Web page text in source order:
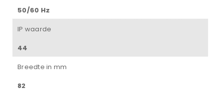
50/60 Hz
IP waarde
44
Breedte in mm
82